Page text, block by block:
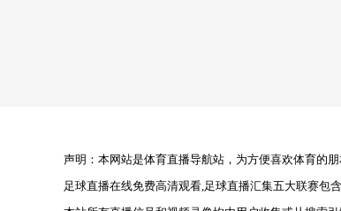
声明：本网站是体育直播导航站，为方便喜欢体育的
足球直播在线免费高清观看,足球直播汇集五大联赛包